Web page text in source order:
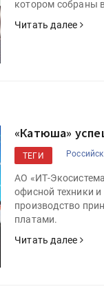
котором собраны
Читать далее
«Катюша»
ТЕГИ
АО «ИТ-
офисной техники
производство
платами.
Читать далее